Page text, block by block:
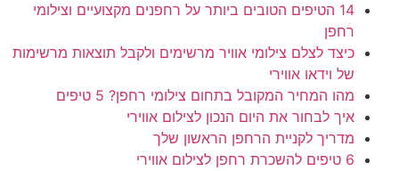
14 הטיפים הטובים ביותר על רחפנים מקצועיים וצילומי
רחפן
כיצד לצלם צילומי אוויר מרשימים ולקבל תוצאות מרשימות
של וידאו אווירי
מהו המחיר המקובל בתחום צילומי רחפן? 5 טיפים
איך לבחור את היום הנכון לצילום אווירי
מדריך לקניית הרחפן הראשון שלך
6 טיפים להשכרת רחפן לצילום אווירי